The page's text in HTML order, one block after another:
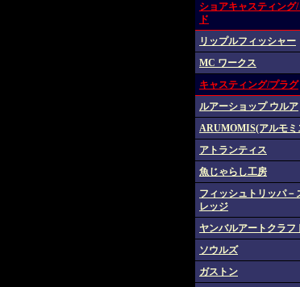
ショアキャスティング/
ド
リップルフィッシャー
MC ワークス
キャスティング/プラグ
ルアーショップ ウルア
ARUMOMIS(アルモミ
アトランティス
魚じゃらし工房
フィッシュトリッパ－
レッジ
ヤンバルアートクラフ
ソウルズ
ガストン